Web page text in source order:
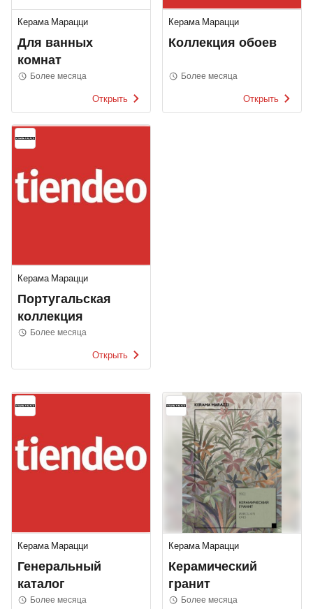
Керама Марацци
Для ванных
комнат
Более месяца
Открыть
Керама Марацци
Коллекция обоев
Более месяца
Открыть
Керама Марацци
Португальская
коллекция
Более месяца
Открыть
Керама Марацци
Генеральный
каталог
Более месяца
Керама Марацци
Керамический
гранит
Более месяца